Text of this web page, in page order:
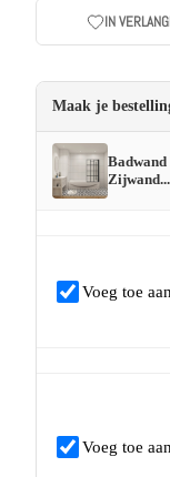
IN
Maak je
Zijwand...
Voeg toe
Voeg toe